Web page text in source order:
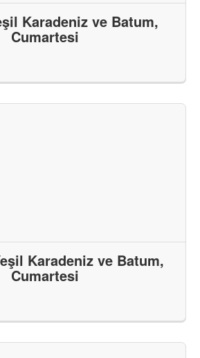
Karadeniz ve Batum,
Cumartesi
Karadeniz ve Batum,
Cumartesi